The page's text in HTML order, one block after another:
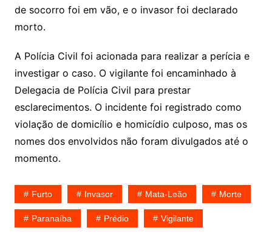
de socorro foi em vão, e o invasor foi declarado
morto.
A Polícia Civil foi acionada para realizar a perícia e
investigar o caso. O vigilante foi encaminhado à
Delegacia de Polícia Civil para prestar
esclarecimentos. O incidente foi registrado como
violação de domicílio e homicídio culposo, mas os
nomes dos envolvidos não foram divulgados até o
momento.
Furto Invasor Mata-Leão Morte
Paranaíba Prédio Vigilante